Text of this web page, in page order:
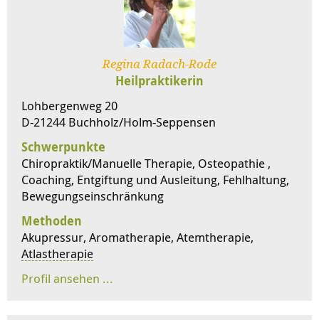
Regina Radach-Rode
Heilpraktikerin
Lohbergenweg 20
D-21244 Buchholz/Holm-Seppensen
Schwerpunkte
Chiropraktik/Manuelle Therapie, Osteopathie ,
Coaching, Entgiftung und Ausleitung, Fehlhaltung,
Bewegungseinschränkung
Methoden
Akupressur, Aromatherapie, Atemtherapie,
Atlastherapie